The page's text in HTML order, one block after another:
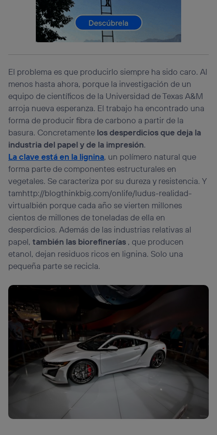
El problema es que producirlo siempre ha sido caro. Al
menos hasta ahora, porque la investigación de un
equipo de científicos de la Universidad de Texas A&M
arroja nueva esperanza. El trabajo ha encontrado una
forma de producir fibra de carbono a partir de la
basura. Concretamente los desperdicios que deja la
industria del papel y de la impresión.
La clave está en la lignina, un polímero natural que
forma parte de componentes estructurales en
vegetales. Se caracteriza por su dureza y resistencia. Y
tamhttp://blogthinkbig.com/onlife/ludus-realidad-
virtualbién porque cada año se vierten millones
cientos de millones de toneladas de ella en
desperdicios. Además de las industrias relativas al
papel,también las biorefinerías , que producen
etanol, dejan residuos ricos en lignina. Solo una
pequeña parte se recicla.
Si utilizas unaconexión de banda ancha
el marketing o análisis se realizará en función de las
actividades de navegación de los miembros del hogar
que hayan dado su consentimiento.
Si utilizasdatos móviles, el marketing será más
navegación del usuario del móvil.
Puedes gestionar los consentimientos Utiq seleccionando
“Administrar Utiq” en la parte inferior de esta página web o
visitando el
portal de privacidad de Utiq
(“consenthub”). Para más información, consulta
la política de privacidad de Utiq.